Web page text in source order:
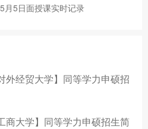
月5日面授课实时记录
外经贸大学】同等学力申硕招
商大学】同等学力申硕招生简